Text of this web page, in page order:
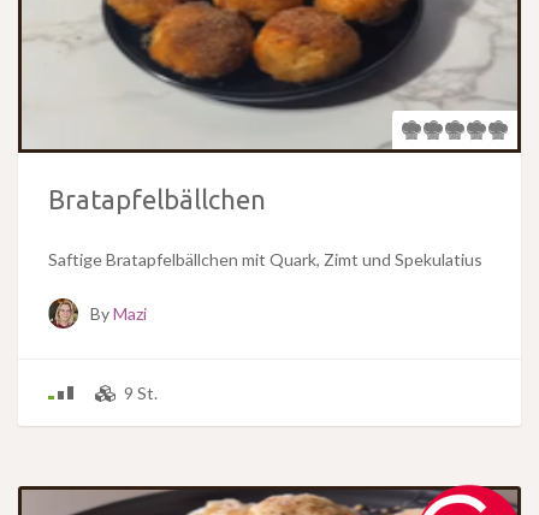
Bratapfelbällchen
Saftige Bratapfelbällchen mit Quark, Zimt und Spekulatius
ByMazi
9 St.